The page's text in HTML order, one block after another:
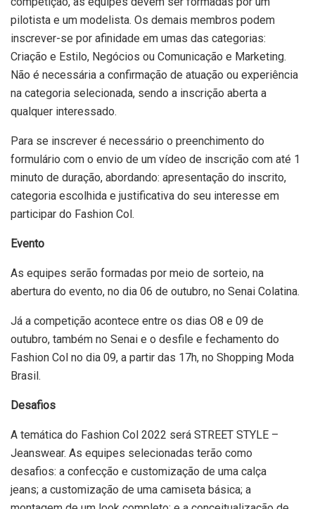
pilotista e um modelista. Os demais membros podem
inscrever-se por afinidade em umas das categorias:
Criação e Estilo, Negócios ou Comunicação e Marketing.
Não é necessária a confirmação de atuação ou experiência
na categoria selecionada, sendo a inscrição aberta a
qualquer interessado.
Para se inscrever é necessário o preenchimento do
formulário com o envio de um vídeo de inscrição com até 1
minuto de duração, abordando: apresentação do inscrito,
categoria escolhida e justificativa do seu interesse em
participar do Fashion Col.
Evento
As equipes serão formadas por meio de sorteio, na
abertura do evento, no dia 06 de outubro, no Senai Colatina.
Já a competição acontece entre os dias O8 e 09 de
outubro, também no Senai e o desfile e fechamento do
Fashion Col no dia 09, a partir das 17h, no Shopping Moda
Brasil.
Desafios
A temática do Fashion Col 2022 será STREET STYLE –
Jeanswear. As equipes selecionadas terão como
desafios: a confecção e customização de uma calça
jeans; a customização de uma camiseta básica; a